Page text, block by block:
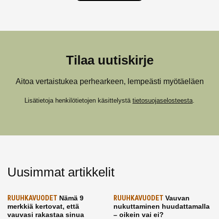
Tilaa uutiskirje
Aitoa vertaistukea perhearkeen, lempeästi myötäeläen
Lisätietoja henkilötietojen käsittelystä tietosuojaselosteesta
Uusimmat artikkelit
RUUHKAVUODET Nämä 9
merkkiä kertovat, että
vauvasi rakastaa sinua
RUUHKAVUODETVauvan
nukuttaminen huudattamalla
– oikein vai ei?